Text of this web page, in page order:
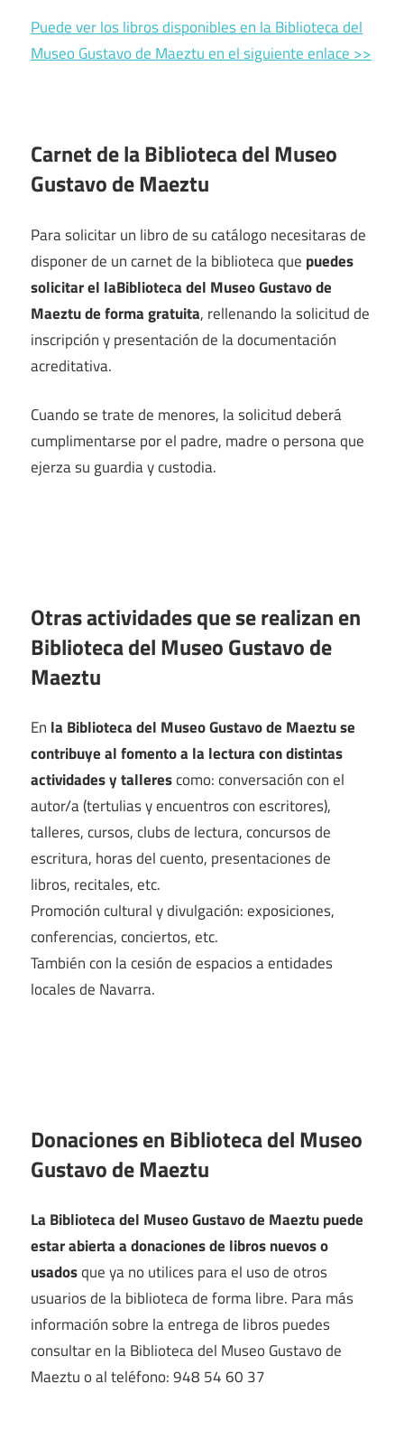
Puede ver los libros disponibles en la Biblioteca del
Museo Gustavo de Maeztu en el siguiente enlace >>
Carnet de la Biblioteca del Museo
Gustavo de Maeztu
Para solicitar un libro de su catálogo necesitaras de
disponer de un carnet de la biblioteca que puedes
solicitar el laBiblioteca del Museo Gustavo de
Maeztu de forma gratuita, rellenando la solicitud de
inscripción y presentación de la documentación
acreditativa.
Cuando se trate de menores, la solicitud deberá
cumplimentarse por el padre, madre o persona que
ejerza su guardia y custodia.
Otras actividades que se realizan en
Biblioteca del Museo Gustavo de
Maeztu
En la Biblioteca del Museo Gustavo de Maeztu se
contribuye al fomento a la lectura con distintas
actividades y tallerescomo: conversación con el
autor/a (tertulias y encuentros con escritores),
talleres, cursos, clubs de lectura, concursos de
escritura, horas del cuento, presentaciones de
libros, recitales, etc.
Promoción cultural y divulgación: exposiciones,
conferencias, conciertos, etc.
También con la cesión de espacios a entidades
locales de Navarra.
Donaciones en Biblioteca del Museo
Gustavo de Maeztu
La Biblioteca del Museo Gustavo de Maeztu puede
estar abierta a donaciones de libros nuevos o
usadosque ya no utilices para el uso de otros
usuarios de la biblioteca de forma libre. Para más
información sobre la entrega de libros puedes
consultar en la Biblioteca del Museo Gustavo de
Maeztu o al teléfono: 948 54 60 37